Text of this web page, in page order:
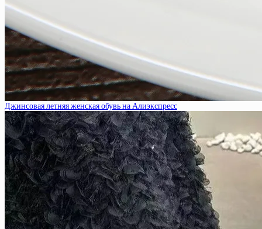
Джинсовая летняя женская обувь на Алиэкспресс